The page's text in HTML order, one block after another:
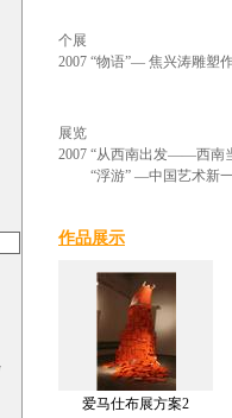
个展
2007 “物语”— 焦兴涛雕
展览
2007 “从西南出发——西南
“浮游” —中国
作品展示
爱马仕布展方案2